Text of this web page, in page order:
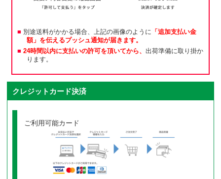
別途送料がかかる場合、上記の画像のように
「追加支払い金
額」を伝えるプッシュ通知が届きます。
24時間以内に支払いの許可を頂いてから、 出荷準備に取り掛か
ります。
クレジットカード決済
ご利用可能カード